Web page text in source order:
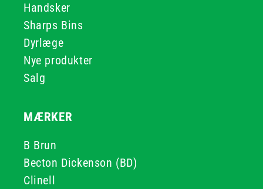
Handsker
Sharps Bins
Dyrlæge
Nye produkter
Salg
MÆRKER
B Brun
Becton Dickenson (BD)
Clinell